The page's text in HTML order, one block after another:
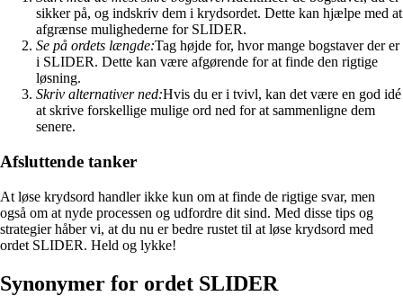
sikker på, og indskriv dem i krydsordet. Dette kan hjælpe med at
afgrænse mulighederne for SLIDER.
Se på ordets længde:Tag højde for, hvor mange bogstaver der er
i SLIDER. Dette kan være afgørende for at finde den rigtige
løsning.
Skriv alternativer ned:Hvis du er i tvivl, kan det være en god idé
at skrive forskellige mulige ord ned for at sammenligne dem
senere.
Afsluttende tanker
At løse krydsord handler ikke kun om at finde de rigtige svar, men
også om at nyde processen og udfordre dit sind. Med disse tips og
strategier håber vi, at du nu er bedre rustet til at løse krydsord med
ordet SLIDER. Held og lykke!
Synonymer for ordet SLIDER